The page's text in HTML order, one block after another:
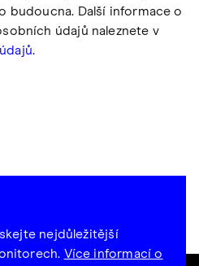
budoucna. Další informace o
údajů naleznete v
nejdůležitější
Více informací o